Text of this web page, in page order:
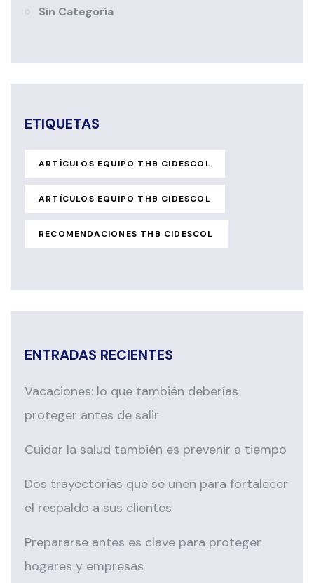
Sin Categoría
ETIQUETAS
ARTÍCULOS EQUIPO THB CIDESCOL
ARTÍCULOS EQUIPO THB CIDESCOL
RECOMENDACIONES THB CIDESCOL
ENTRADAS RECIENTES
Vacaciones: lo que también deberías
proteger antes de salir
Cuidar la salud también es prevenir a tiempo
Dos trayectorias que se unen para fortalecer
el respaldo a sus clientes
Prepararse antes es clave para proteger
hogares y empresas